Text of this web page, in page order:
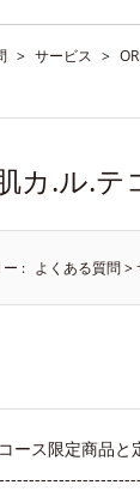
> サービス >
カ.ル.テ
: よくある質問>
ース限定商品と